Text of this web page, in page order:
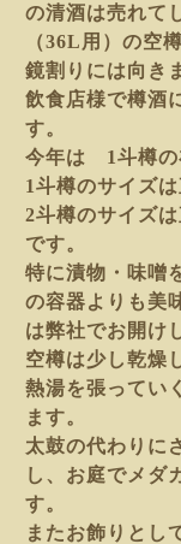
の清酒は売れて
（36L用）の空
鏡割りには向き
飲食店様で樽酒
す。
今年は 1斗樽の
1斗樽のサイズ
2斗樽のサイズ
です。
特に漬物・味噌
の容器よりも美
は弊社でお開け
空樽は少し乾燥
熱湯を張ってい
ます。
太鼓の代わりに
し、お庭でメダ
す。
またお飾りとし